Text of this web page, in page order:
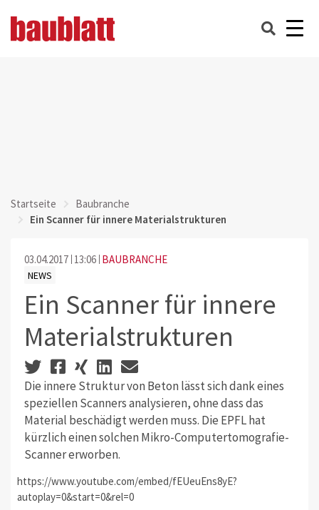
Startseite
Baubranche
Ein Scanner für innere Materialstrukturen
03.04.2017 13:06 BAUBRANCHE
NEWS
Ein Scanner für innere
Materialstrukturen
Die innere Struktur von Beton lässt sich dank eines
speziellen Scanners analysieren, ohne dass das
Material beschädigt werden muss. Die EPFL hat
kürzlich einen solchen Mikro-Computertomografie-
Scanner erworben.
https://www.youtube.com/embed/fEUeuEns8yE?
autoplay=0&start=0&rel=0